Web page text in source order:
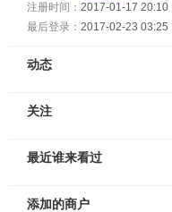
注册时间： 2017-01-17 20:10
最后登录： 2017-02-23 03:25
动态
关注
最近谁来看过
添加的商户